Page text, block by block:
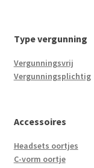
Type vergunning
Vergunningsvrij
Vergunningsplichtig
Accessoires
Headsets oortjes
C-vorm oortje